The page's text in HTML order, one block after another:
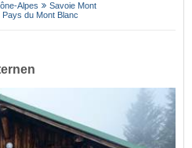
Alpes
Savoie Mont
Pays du Mont Blanc